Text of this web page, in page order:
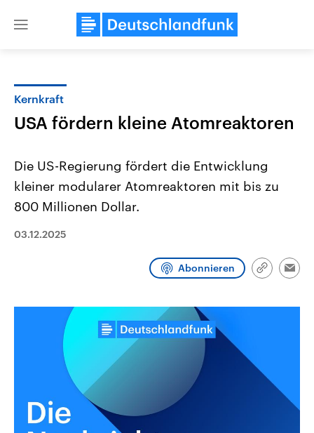
Close
Bundesland von einer Koalition aus
CDU, SPD und FDP regiert.-
Umfragen, Prognosen,
Wahlprogramme, aktuelle Berichte
und Hintergründe zu den Parteien
und Kandidaten der anstehenden
Aktuelle Beiträge,
Hintergründe
Wirtschaftlich und
mit großem Einfluss auf
aktuelle Weltgeschehen.
Sendungen Programm Podcasts
Audio-Archiv
Kernkraft
USA fördern kleine Atomreaktoren
Die US-Regierung fördert die Entwicklung
kleiner modularer Atomreaktoren mit bis zu
800 Millionen Dollar.
03.12.2025
Abonnieren
Link